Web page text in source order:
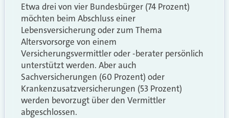
Etwa drei von vier Bundesbürger (74 Prozent)
möchten beim Abschluss einer
Lebensversicherung oder zum Thema
Altersvorsorge von einem
Versicherungsvermittler oder -berater persönlich
unterstützt werden. Aber auch
Sachversicherungen (60 Prozent) oder
Krankenzusatzversicherungen (53 Prozent)
werden bevorzugt über den Vermittler
abgeschlossen.